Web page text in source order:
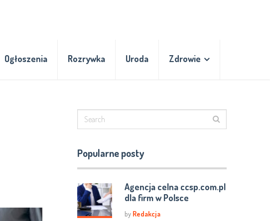
Ogłoszenia Rozrywka Uroda Zdrowie
Popularne posty
Agencja celna ccsp.com.pl
dla firm w Polsce
by Redakcja